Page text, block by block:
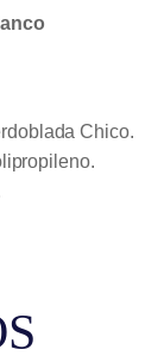
Chico.